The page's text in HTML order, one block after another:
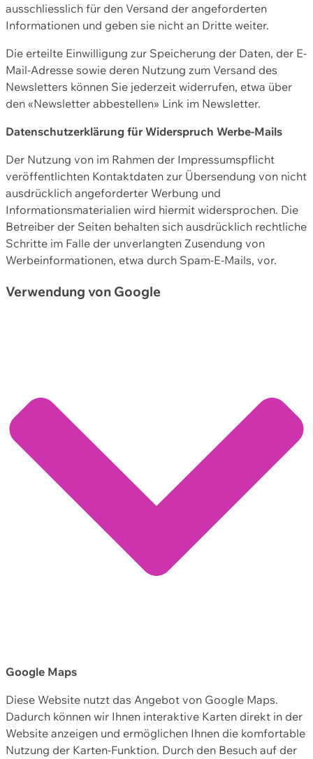
ausschliesslich für den Versand der angeforderten
Informationen und geben sie nicht an Dritte weiter.
Die erteilte Einwilligung zur Speicherung der Daten, der E-
Mail-Adresse sowie deren Nutzung zum Versand des
Newsletters können Sie jederzeit widerrufen, etwa über
den «Newsletter abbestellen» Link im Newsletter.
Datenschutzerklärung für Widerspruch Werbe-Mails
Der Nutzung von im Rahmen der Impressumspflicht
veröffentlichten Kontaktdaten zur Übersendung von nicht
ausdrücklich angeforderter Werbung und
Informationsmaterialien wird hiermit widersprochen. Die
Betreiber der Seiten behalten sich ausdrücklich rechtliche
Schritte im Falle der unverlangten Zusendung von
Werbeinformationen, etwa durch Spam-E-Mails, vor.
Verwendung von Google
Google Maps
Diese Website nutzt das Angebot von Google Maps.
Dadurch können wir Ihnen interaktive Karten direkt in der
Website anzeigen und ermöglichen Ihnen die komfortable
Nutzung der Karten-Funktion. Durch den Besuch auf der